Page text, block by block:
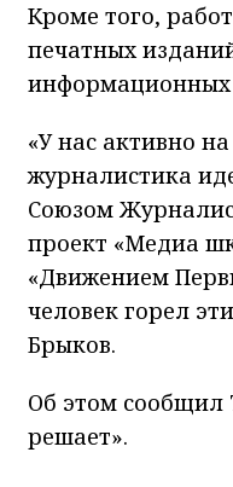
Кроме того,
печатных
информационных
«У нас активно
журналистика
Союзом
проект «Медиа
«Движением
человек горел
Брыков.
Об этом сообщил
решает».